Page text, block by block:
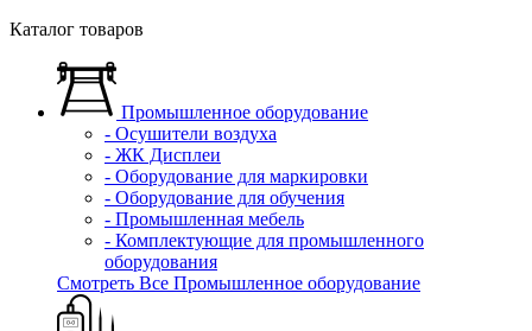
Каталог товаров
Промышленное оборудование
- Осушители воздуха
- ЖК Дисплеи
- Оборудование для маркировки
- Оборудование для обучения
- Промышленная мебель
- Комплектующие для промышленного
оборудования
Смотреть Все Промышленное оборудование